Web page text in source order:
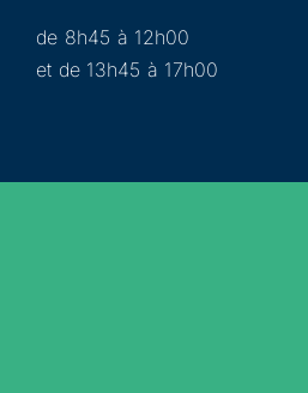
de 8h45 à 12h00
et de 13h45 à 17h00